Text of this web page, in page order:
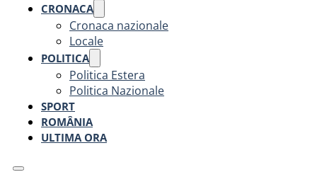
CRONACA
Cronaca nazionale
Locale
POLITICA
Politica Estera
Politica Nazionale
SPORT
ROMÂNIA
ULTIMA ORA